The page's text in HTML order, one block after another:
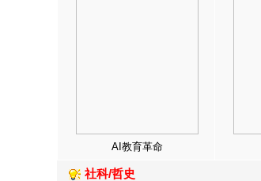
AI教育革命
社科/哲史